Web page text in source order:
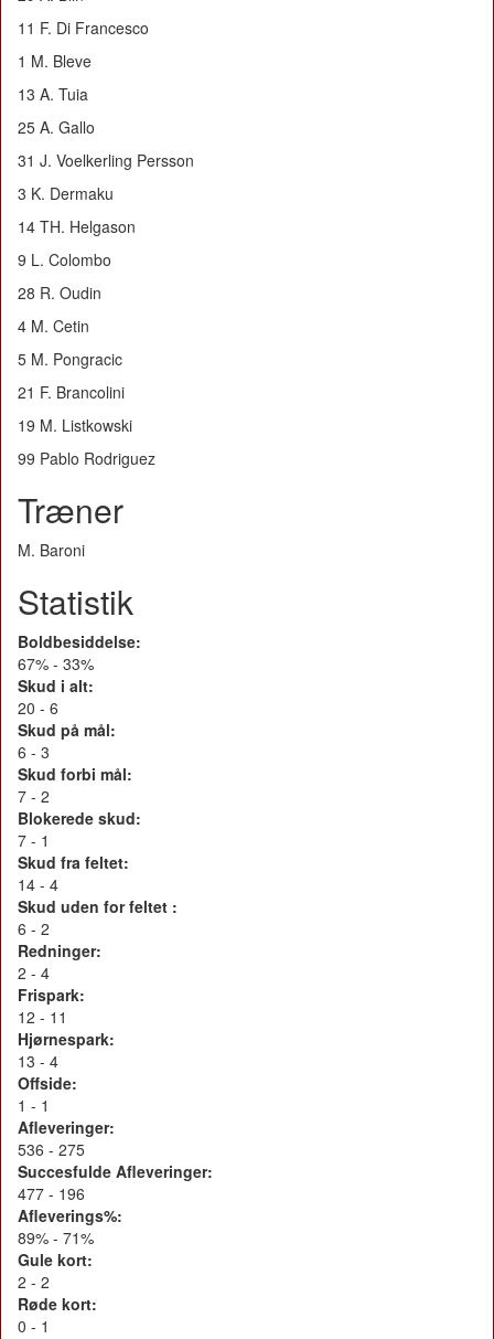
11 F. Di Francesco
1 M. Bleve
13 A. Tuia
25 A. Gallo
31 J. Voelkerling Persson
3 K. Dermaku
14 TH. Helgason
9 L. Colombo
28 R. Oudin
4 M. Cetin
5 M. Pongracic
21 F. Brancolini
19 M. Listkowski
99 Pablo Rodriguez
Træner
M. Baroni
Statistik
Boldbesiddelse:
67% - 33%
Skud i alt:
20 - 6
Skud på mål:
6 - 3
Skud forbi mål:
7 - 2
Blokerede skud:
7 - 1
Skud fra feltet:
14 - 4
Skud uden for feltet :
6 - 2
Redninger:
2 - 4
Frispark:
12 - 11
Hjørnespark:
13 - 4
Offside:
1 - 1
Afleveringer:
536 - 275
Succesfulde Afleveringer:
477 - 196
Afleverings%:
89% - 71%
Gule kort:
2 - 2
Røde kort:
0 - 1